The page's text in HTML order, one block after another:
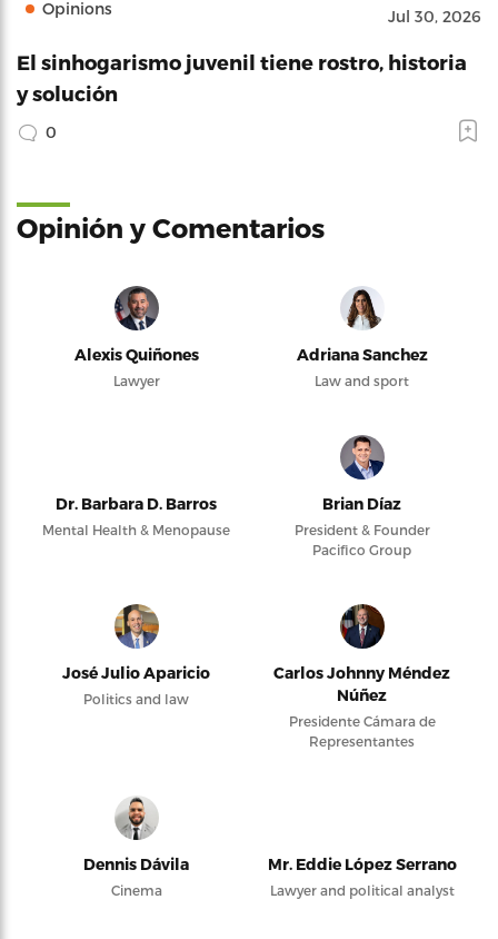
Opinions Jul 30, 2026
El sinhogarismo juvenil tiene rostro, historia
y solución
0
Opinión y Comentarios
Alexis Quiñones
Lawyer
Adriana Sanchez
Law and sport
Dr. Barbara D. Barros
Mental Health & Menopause
Brian Díaz
President & Founder
Pacifico Group
José Julio Aparicio
Politics and law
Carlos Johnny Méndez
Núñez
Presidente Cámara de
Representantes
Dennis Dávila
Cinema
Mr. Eddie López Serrano
Lawyer and political analyst